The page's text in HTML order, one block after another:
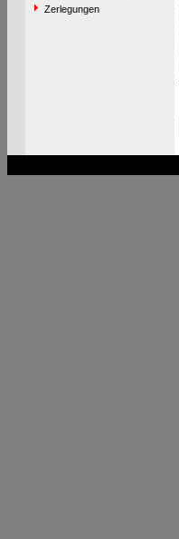
Zerlegungen